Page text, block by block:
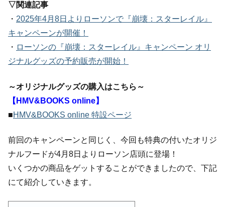
▽関連記事
・ 2025年4月8日よりローソンで『崩壊：スターレイル』
キャンペーンが開催！
・ ローソンの『崩壊：スターレイル』キャンペーン オリ
ジナルグッズの予約販売が開始！
～オリジナルグッズの購入はこちら～
【HMV&BOOKS online】
■HMV&BOOKS online 特設ページ
前回のキャンペーンと同じく、今回も特典の付いたオリジ
ナルフードが4月8日よりローソン店頭に登場！
いくつかの商品をゲットすることができましたので、下記
にて紹介していきます。